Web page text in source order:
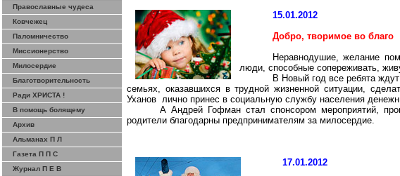
Православные чудеса
Ковчежец
Паломничество
Миссионерство
Милосердие
Благотворительность
Ради ХРИСТА !
В помощь болящему
Архив
Альманах П Л
Газета П П С
Журнал П Е В
15.01.2012
Добро, творимое во благо
Неравнодушие, желание
люди, способные сопереживать,
В Новый год все ребята
семьях, оказавшихся в трудной жизненной ситуации,
Уханов лично принес в социальную службу населения
А Андрей Гофман стал спонсором мероприятий,
родители благодарны предпринимателям за милосердие.
17.01.2012